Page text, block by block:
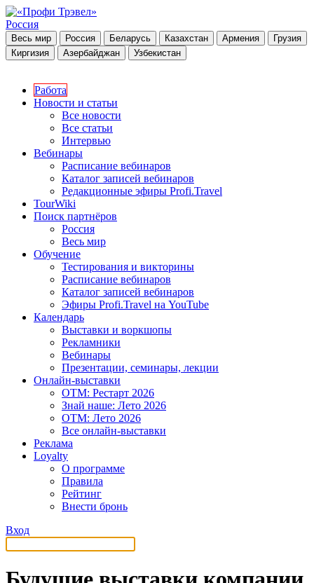
Россия
Весь мир Россия Беларусь Казахстан Армения
Грузия
Киргизия
Азербайджан Узбекистан
Работа
Новости и статьи
Все новости
Все статьи
Интервью
Вебинары
Расписание вебинаров
Каталог записей вебинаров
Редакционные эфиры Profi.Travel
TourWiki
Поиск партнёров
Россия
Весь мир
Обучение
Тестирования и викторины
Расписание вебинаров
Каталог записей вебинаров
Эфиры Profi.Travel на YouTube
Календарь
Выставки и воркшопы
Рекламники
Вебинары
Презентации, семинары, лекции
Онлайн-выставки
OTM: Рестарт 2026
Знай наше: Лето 2026
OTM: Лето 2026
Все онлайн-выставки
Реклама
Loyalty
О программе
Правила
Рейтинг
Внести бронь
Вход